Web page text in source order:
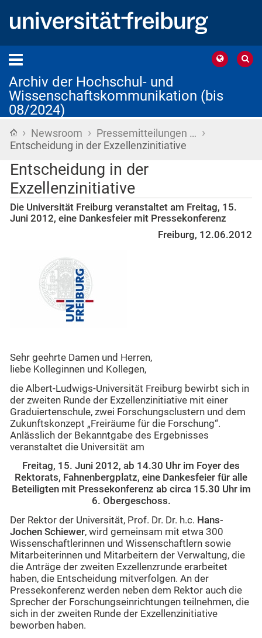
Archiv der Hochschul- und
Wissenschaftskommunikation (bis
08/2024)
Startseite
› Newsroom › Pressemitteilungen … ›
Entscheidung in der Exzellenzinitiative
Entscheidung in der
Exzellenzinitiative
Die Universität Freiburg veranstaltet am Freitag, 15.
Juni 2012, eine Dankesfeier mit Pressekonferenz
Freiburg, 12.06.2012
Sehr geehrte Damen und Herren,
liebe Kolleginnen und Kollegen,
die Albert-Ludwigs-Universität Freiburg bewirbt sich in
der zweiten Runde der Exzellenzinitiative mit einer
Graduiertenschule, zwei Forschungsclustern und dem
Zukunftskonzept „Freiräume für die Forschung“.
Anlässlich der Bekanntgabe des Ergebnisses
veranstaltet die Universität am
Freitag, 15. Juni 2012, ab 14.30 Uhr im Foyer des
Rektorats, Fahnenbergplatz, eine Dankesfeier für alle
Beteiligten mit Pressekonferenz ab circa 15.30 Uhr im
6. Obergeschoss.
Der Rektor der Universität, Prof. Dr. Dr. h.c. Hans-
Jochen Schiewer, wird gemeinsam mit etwa 300
Wissenschaftlerinnen und Wissenschaftlern sowie
Mitarbeiterinnen und Mitarbeitern der Verwaltung, die
die Anträge der zweiten Exzellenzrunde erarbeitet
haben, die Entscheidung mitverfolgen. An der
Pressekonferenz werden neben dem Rektor auch die
Sprecher der Forschungseinrichtungen teilnehmen, die
sich in der zweiten Runde der Exzellenzinitiative
beworben haben.